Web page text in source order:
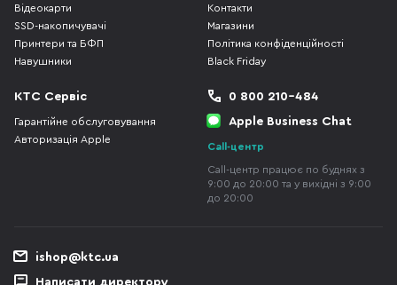
Відеокарти
SSD-накопичувачі
Принтери та БФП
Навушники
Контакти
Магазини
Політика конфіденційності
Black Friday
КТС Сервіс
Гарантійне обслуговування
Авторизація Apple
0 800 210-484
Apple Business Chat
Call-центр
Call-центр працює по буднях з
9:00 до 20:00 та у вихідні з 9:00
до 20:00
ishop@ktc.ua
Написати директору